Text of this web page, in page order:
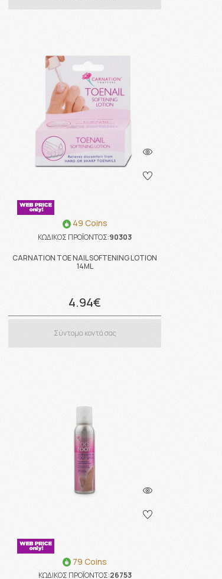
49 Coins
ΚΩΔΙΚΟΣ ΠΡΟΪΟΝΤΟΣ:90303
CARNATION TOE NAIL SOFTENING LOTION
14ML
4.94€
Σύντομα κοντά σας
79 Coins
ΚΩΔΙΚΟΣ ΠΡΟΪΟΝΤΟΣ:26753